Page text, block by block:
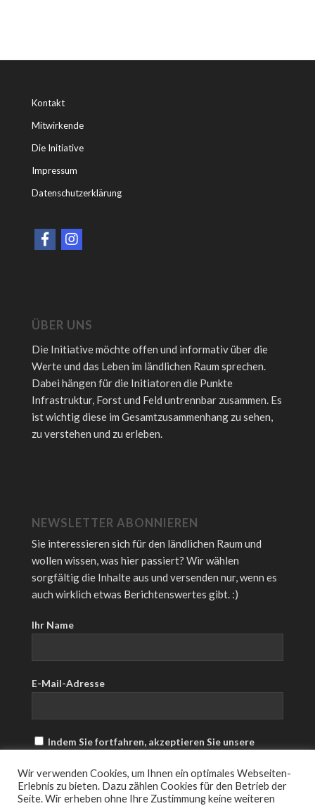
Kontakt
Mitwirkende
Die Initiative
Impressum
Datenschutzerklärung
ÜBER UNS
Die Initiative möchte offen und informativ über die
Werte und das Leben im ländlichen Raum sprechen.
Dabei hängen für die Initiatoren die Punkte
Infrastruktur, Forst und Feld untrennbar zusammen. Es
ist wichtig diese im Gesamtzusammenhang zu sehen,
zu verstehen und zu erleben.
NEWSLETTER ABONNIEREN
Sie interessieren sich für den ländlichen Raum und
wollen wissen, was hier passiert? Wir wählen
sorgfältig die Inhalte aus und versenden nur, wenn es
auch wirklich etwas Berichtenswertes gibt. :)
Ihr Name
E-Mail-Adresse
Indem Sie fortfahren, akzeptieren Sie unsere
Wir verwenden Cookies, um Ihnen ein optimales Webseiten-
Erlebnis zu bieten. Dazu zählen Cookies für den Betrieb der
Seite. Wir erheben ohne Ihre Zustimmung keine weiteren